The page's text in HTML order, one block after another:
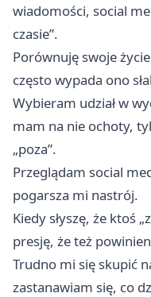
wiadomości, social
czasie”.
Porównuję swoje
często wypada ono
Wybieram udział w
mam na nie ochoty,
„poza”.
Przeglądam social
pogarsza mi nastrój.
Kiedy słyszę, że ktoś
presję, że też
Trudno mi się skupić
zastanawiam się, co